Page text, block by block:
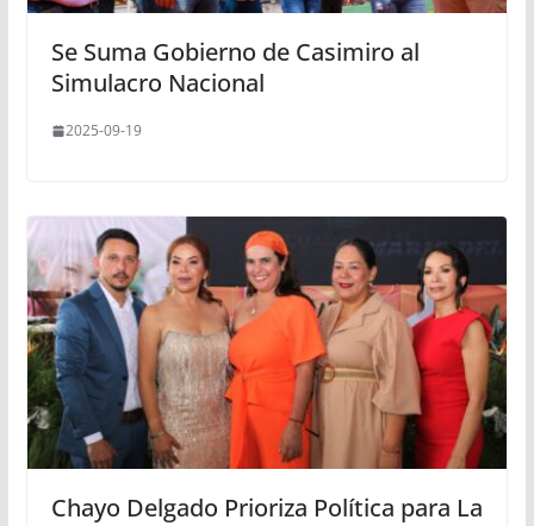
Se Suma Gobierno de Casimiro al
Simulacro Nacional
2025-09-19
Chayo Delgado Prioriza Política para La